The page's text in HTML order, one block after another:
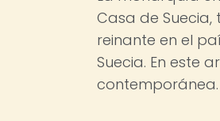
Casa de
reinante en el
Suecia. En este
contemporánea.